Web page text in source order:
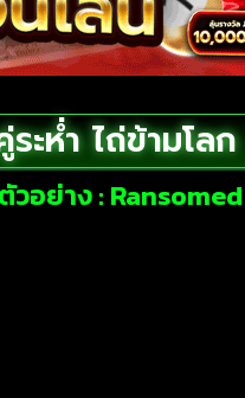
ะห่ำ ไถ่ข้ามโลก
อย่าง :